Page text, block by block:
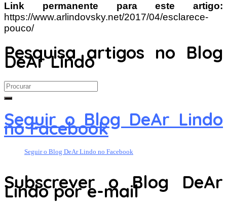
Link permanente para este artigo:
https://www.arlindovsky.net/2017/04/esclarece-
pouco/
Pesquisa artigos no Blog
DeAr Lindo
Search
for:
Seguir o Blog DeAr Lindo
no Facebook
Seguir o Blog DeAr Lindo no Facebook
Subscrever o Blog DeAr
Lindo por e-mail